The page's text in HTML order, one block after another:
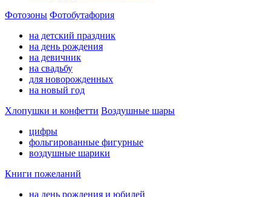
Фотозоны Фотобутафория
на детский праздник
на день рождения
на девичник
на свадьбу
для новорожденных
на новый год
Хлопушки и конфетти Воздушные шары
цифры
фольгированные фигурные
воздушные шарики
Книги пожеланий
на день рождения и юбилей